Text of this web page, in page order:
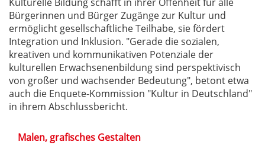
Bürgerinnen und Bürger Zugänge zur Kultur und
ermöglicht gesellschaftliche Teilhabe, sie fördert
Integration und Inklusion. "Gerade die sozialen,
kreativen und kommunikativen Potenziale der
kulturellen Erwachsenenbildung sind perspektivisch
von großer und wachsender Bedeutung", betont etwa
auch die Enquete-Kommission "Kultur in Deutschland"
in ihrem Abschlussbericht.
Malen, grafisches Gestalten